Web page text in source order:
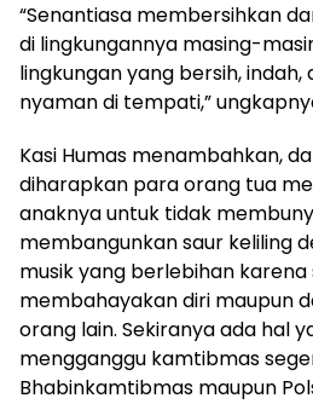
“Senantiasa membersihkan
di lingkungannya masing-
lingkungan yang bersih,
nyaman di tempati,”
Kasi Humas menambahkan,
diharapkan para orang tua
anaknya untuk tidak
membangunkan saur keliling
musik yang berlebihan
membahayakan diri maupun
orang lain. Sekiranya ada hal
mengganggu kamtibmas
Bhabinkamtibmas maupun